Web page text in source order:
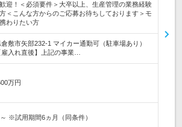
迎！＜必須要件＞大卒以上、生産管理の業務経験
＜こんな方からのご応募お待ちしております＞モ
わりたい方
敷市矢部232-1 マイカー通勤可（駐車場あり）
入れ直後】上記の事業…
万円
※試用期間6ヵ月（同条件）